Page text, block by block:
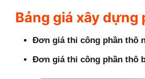
Bảng giá xây dựng
Đơn giá thi công phần thô
Đơn giá thi công phần thô